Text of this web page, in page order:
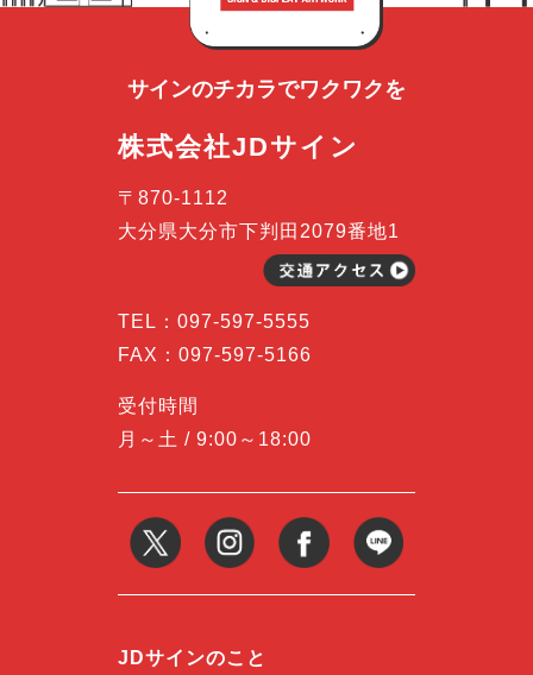
サインのチカラでワクワクを
株式会社JDサイン
〒870-1112
大分県大分市下判田2079番地1
TEL： 097-597-5555
FAX：097-597-5166
受付時間
月～土 / 9:00～18:00
JDサインのこと